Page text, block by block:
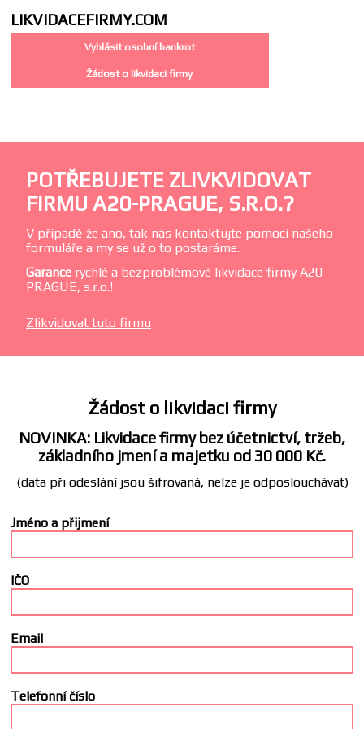
LIKVIDACEFIRMY.COM
Vyhlásit osobní bankrot
Žádost o likvidaci firmy
POTŘEBUJETE ZLIVKVIDOVAT
FIRMU A20-PRAGUE, S.R.O.?
V případě že ano, tak nás kontaktujte pomocí našeho
formuláře a my se už o to postaráme.
Garance rychlé a bezproblémové likvidace firmy A20-
PRAGUE, s.r.o.!
Zlikvidovat tuto firmu
Žádost o likvidaci firmy
NOVINKA: Likvidace firmy bez účetnictví, tržeb,
základního jmení a majetku od 30 000 Kč.
(data při odeslání jsou šifrovaná, nelze je odposlouchávat)
Jméno a přijmení
IČO
Email
Telefonní číslo